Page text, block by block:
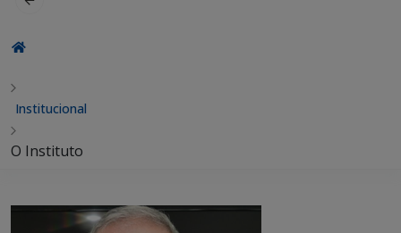
Institucional
O Instituto